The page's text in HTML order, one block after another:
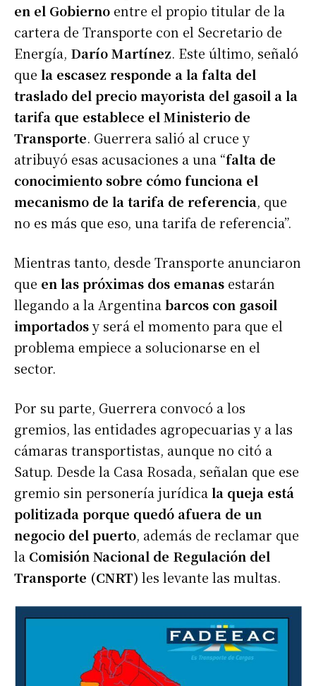
en el Gobierno entre el propio titular de la
cartera de Transporte con el Secretario de
Energía, Darío Martínez. Este último, señaló
que la escasez responde a la falta del
traslado del precio mayorista del gasoil a la
tarifa que establece el Ministerio de
Transporte. Guerrera salió al cruce y
atribuyó esas acusaciones a una “falta de
conocimiento sobre cómo funciona el
mecanismo de la tarifa de referencia, que
no es más que eso, una tarifa de referencia”.
Mientras tanto, desde Transporte anunciaron
que en las próximas dos emanas estarán
llegando a la Argentina barcos con gasoil
importadosy será el momento para que el
problema empiece a solucionarse en el
sector.
Por su parte, Guerrera convocó a los
gremios, las entidades agropecuarias y a las
cámaras transportistas, aunque no citó a
Satup. Desde la Casa Rosada, señalan que ese
gremio sin personería jurídica la queja está
politizada porque quedó afuera de un
negocio del puerto, además de reclamar que
la Comisión Nacional de Regulación del
Transporte (CNRT) les levante las multas.